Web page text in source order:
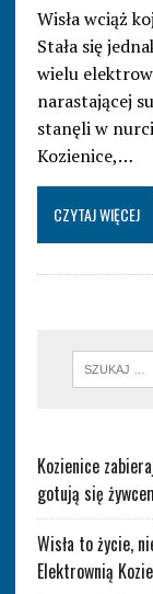
Wisła wciąż
Stała się
wielu
narastającej
stanęli w
Kozienice,…
CZYTAJ WIĘCEJ
Kozienice
gotują się
Wisła to życie,
Elektrownią